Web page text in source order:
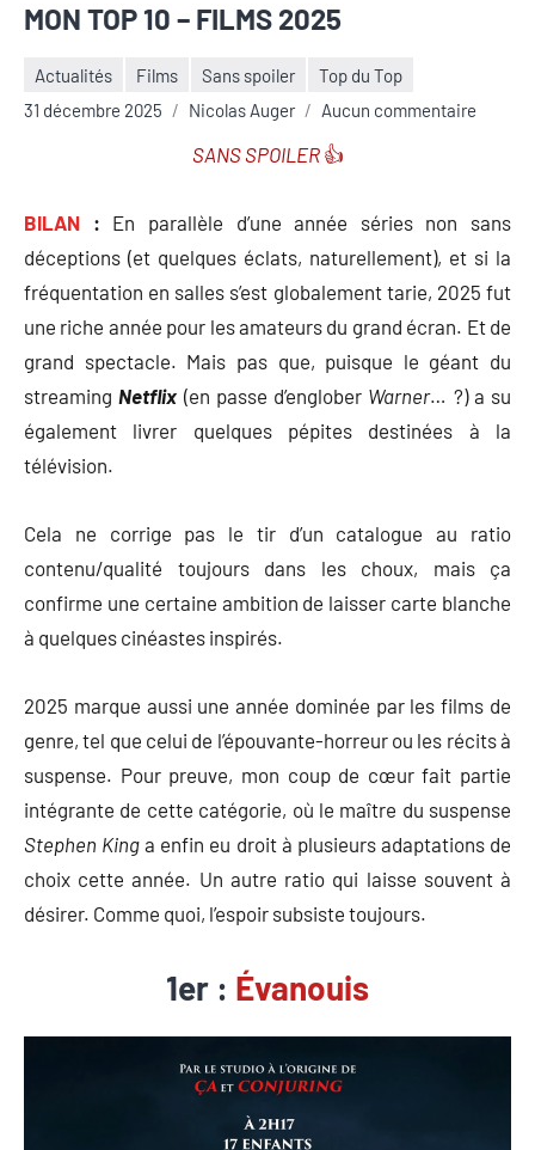
MON TOP 10 – FILMS 2025
Actualités Films Sans spoiler
Top du Top
31 décembre 2025
Nicolas Auger Aucun commentaire
BILAN : En parallèle d’une année séries non sans
déceptions (et quelques éclats, naturellement), et si la
fréquentation en salles s’est globalement tarie, 2025 fut
une riche année pour les amateurs du grand écran. Et de
grand spectacle. Mais pas que, puisque le géant du
streamingNetflix (en passe d’englober Warner… ?) a su
également livrer quelques pépites destinées à la
télévision.
Cela ne corrige pas le tir d’un catalogue au ratio
contenu/qualité toujours dans les choux, mais ça
confirme une certaine ambition de laisser carte blanche
à quelques cinéastes inspirés.
2025 marque aussi une année dominée par les films de
genre, tel que celui de l’épouvante-horreur ou les récits à
suspense. Pour preuve, mon coup de cœur fait partie
intégrante de cette catégorie, où le maître du suspense
Stephen King a enfin eu droit à plusieurs adaptations de
choix cette année. Un autre ratio qui laisse souvent à
désirer. Comme quoi, l’espoir subsiste toujours.
1er : Évanouis